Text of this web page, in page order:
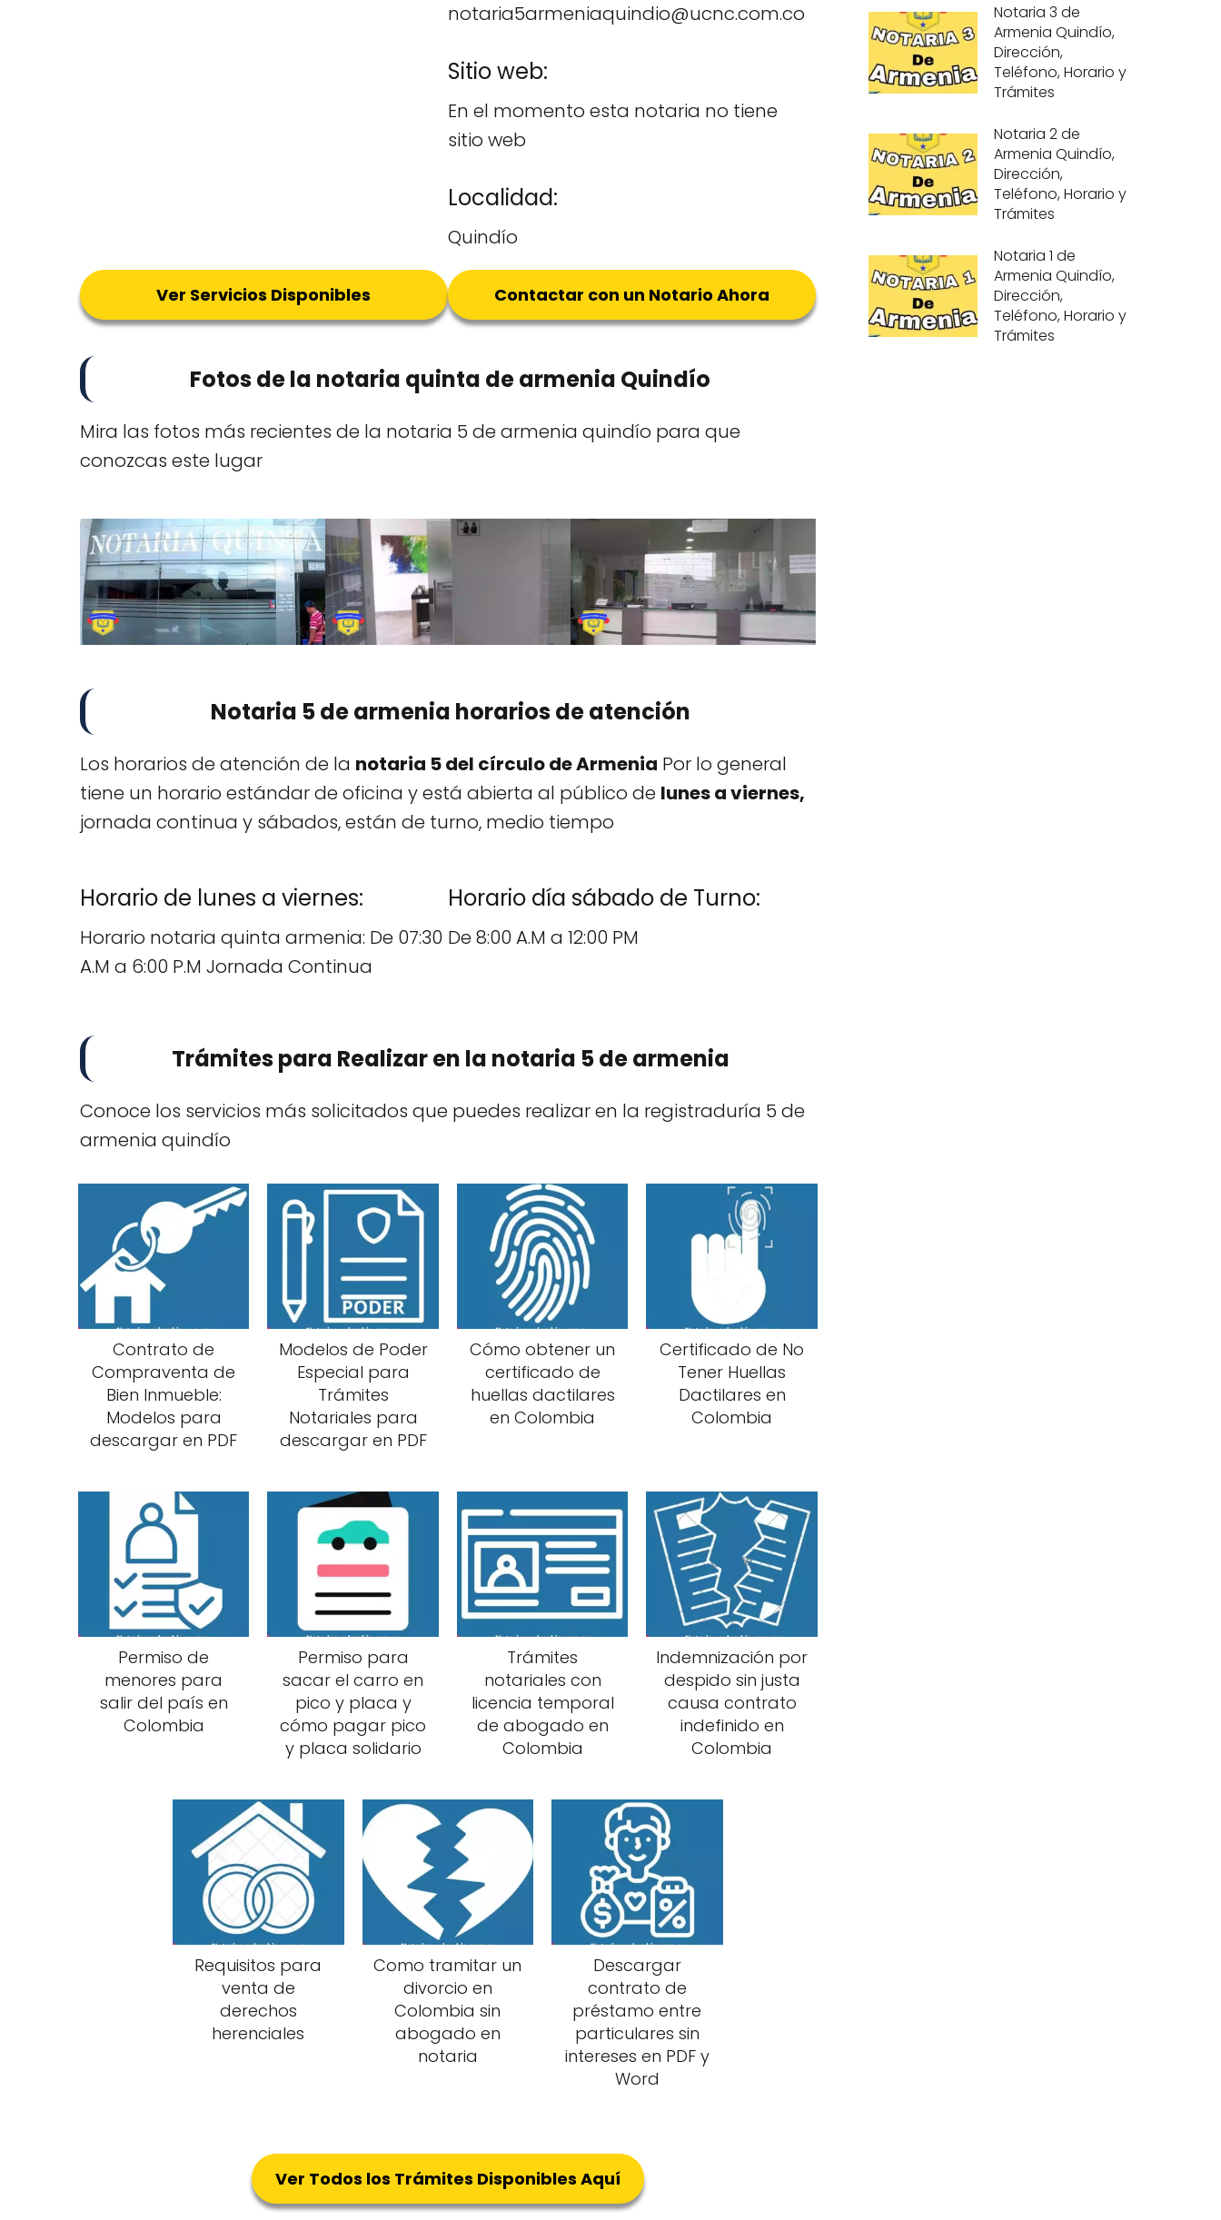
notaria5armeniaquindio@ucnc.com.co
Sitio web:
En el momento esta notaria no tiene
sitio web
Localidad:
Quindío
Ver Servicios Disponibles Contactar con un Notario Ahora
Fotos de la notaria quinta de armenia Quindío
Mira las fotos más recientes de la notaria 5 de armenia quindío para que
conozcas este lugar
Notaria 5 de armenia horarios de atención
Los horarios de atención de la notaria 5 del círculo de Armenia Por lo general
tiene un horario estándar de oficina y está abierta al público de lunes a viernes,
jornada continua y sábados, están de turno, medio tiempo
Horario de lunes a viernes:
Horario notaria quinta armenia: De 07:30
A.M a 6:00 P.M Jornada Continua
Horario día sábado de Turno:
De 8:00 A.M a 12:00 PM
Trámites para Realizar en la notaria 5 de armenia
Conoce los servicios más solicitados que puedes realizar en la registraduría 5 de
armenia quindío
Contrato de
Compraventa de
Bien Inmueble:
Modelos para
descargar en PDF
Modelos de Poder
Especial para
Trámites
Notariales para
descargar en PDF
Cómo obtener un
certificado de
huellas dactilares
en Colombia
Certificado de No
Tener Huellas
Dactilares en
Colombia
Permiso de
menores para
salir del país en
Colombia
Permiso para
sacar el carro en
pico y placa y
cómo pagar pico
y placa solidario
Trámites
notariales con
licencia temporal
de abogado en
Colombia
Indemnización por
despido sin justa
causa contrato
indefinido en
Colombia
Requisitos para
venta de
derechos
herenciales
Como tramitar un
divorcio en
Colombia sin
abogado en
notaria
Descargar
contrato de
préstamo entre
particulares sin
intereses en PDF y
Word
Ver Todos los Trámites Disponibles Aquí
Notaria 3 de
Armenia Quindío,
Dirección,
Teléfono, Horario y
Trámites
Notaria 2 de
Armenia Quindío,
Dirección,
Teléfono, Horario y
Trámites
Notaria 1 de
Armenia Quindío,
Dirección,
Teléfono, Horario y
Trámites